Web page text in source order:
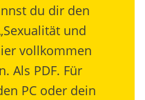
du dir den
und
vollkommen
Als PDF. Für
PC oder dein